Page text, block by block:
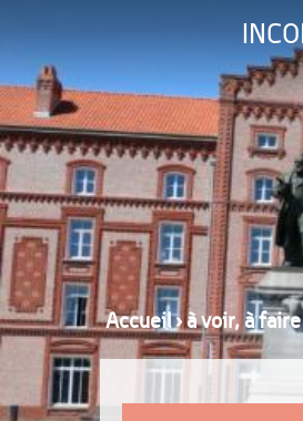
Accueil› à voir, à faire